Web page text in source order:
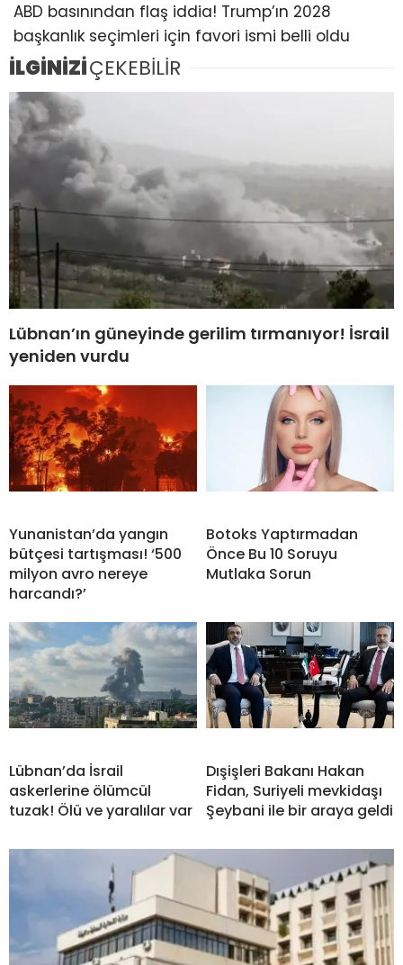
ABD basınından flaş iddia! Trump’ın 2028
başkanlık seçimleri için favori ismi belli oldu
İLGİNİZİÇEKEBİLİR
Lübnan’ın güneyinde gerilim tırmanıyor! İsrail
yeniden vurdu
Yunanistan’da yangın
bütçesi tartışması! ‘500
milyon avro nereye
harcandı?’
Botoks Yaptırmadan
Önce Bu 10 Soruyu
Mutlaka Sorun
Lübnan’da İsrail
askerlerine ölümcül
tuzak! Ölü ve yaralılar var
Dışişleri Bakanı Hakan
Fidan, Suriyeli mevkidaşı
Şeybani ile bir araya geldi